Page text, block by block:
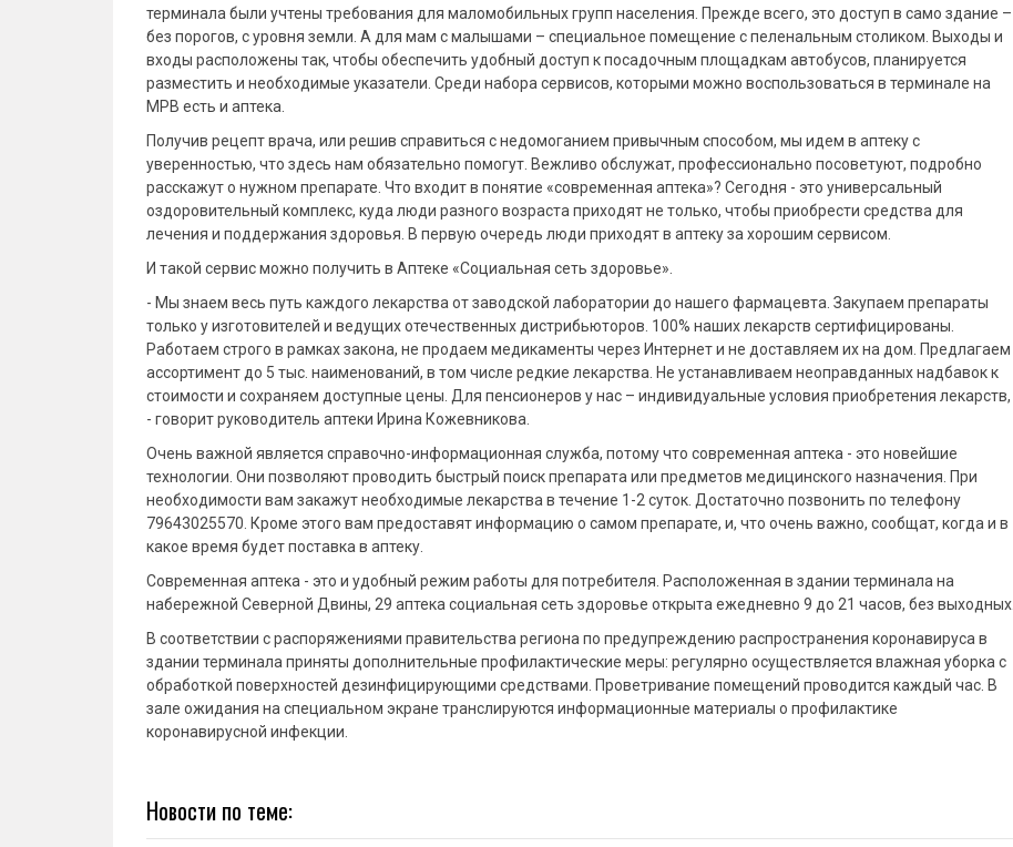
терминала были учтены требования для маломобильных групп населения. Прежде всего, это доступ в само здание –
без порогов, с уровня земли. А для мам с малышами – специальное помещение с пеленальным столиком. Выходы и
входы расположены так, чтобы обеспечить удобный доступ к посадочным площадкам автобусов, планируется
разместить и необходимые указатели. Среди набора сервисов, которыми можно воспользоваться в терминале на
МРВ есть и аптека.
Получив рецепт врача, или решив справиться с недомоганием привычным способом, мы идем в аптеку с
уверенностью, что здесь нам обязательно помогут. Вежливо обслужат, профессионально посоветуют, подробно
расскажут о нужном препарате. Что входит в понятие «современная аптека»? Сегодня - это универсальный
оздоровительный комплекс, куда люди разного возраста приходят не только, чтобы приобрести средства для
лечения и поддержания здоровья. В первую очередь люди приходят в аптеку за хорошим сервисом.
И такой сервис можно получить в Аптеке «Социальная сеть здоровье».
- Мы знаем весь путь каждого лекарства от заводской лаборатории до нашего фармацевта. Закупаем препараты
только у изготовителей и ведущих отечественных дистрибьюторов. 100% наших лекарств сертифицированы.
Работаем строго в рамках закона, не продаем медикаменты через Интернет и не доставляем их на дом. Предлагаем
ассортимент до 5 тыс. наименований, в том числе редкие лекарства. Не устанавливаем неоправданных надбавок к
стоимости и сохраняем доступные цены. Для пенсионеров у нас – индивидуальные условия приобретения лекарств,
- говорит руководитель аптеки Ирина Кожевникова.
Очень важной является справочно-информационная служба, потому что современная аптека - это новейшие
технологии. Они позволяют проводить быстрый поиск препарата или предметов медицинского назначения. При
необходимости вам закажут необходимые лекарства в течение 1-2 суток. Достаточно позвонить по телефону
79643025570. Кроме этого вам предоставят информацию о самом препарате, и, что очень важно, сообщат, когда и в
какое время будет поставка в аптеку.
Современная аптека - это и удобный режим работы для потребителя. Расположенная в здании терминала на
набережной Северной Двины, 29 аптека социальная сеть здоровье открыта ежедневно 9 до 21 часов, без выходных.
В соответствии с распоряжениями правительства региона по предупреждению распространения коронавируса в
здании терминала приняты дополнительные профилактические меры: регулярно осуществляется влажная уборка с
обработкой поверхностей дезинфицирующими средствами. Проветривание помещений проводится каждый час. В
зале ожидания на специальном экране транслируются информационные материалы о профилактике
коронавирусной инфекции.
Новости по теме: